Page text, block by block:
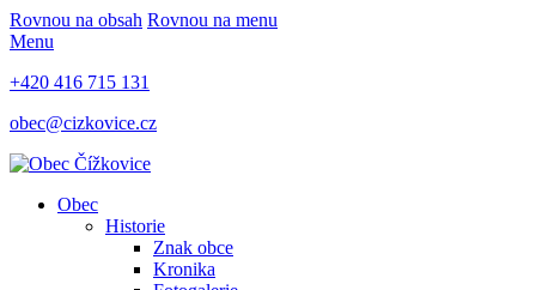
Rovnou na obsah Rovnou na menu
Menu
+420 416 715 131
obec@cizkovice.cz
Obec
Historie
Znak obce
Kronika